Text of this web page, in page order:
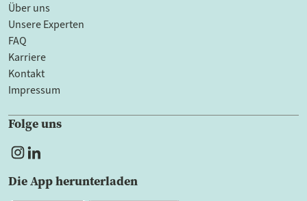
Über uns
Unsere Experten
FAQ
Karriere
Kontakt
Impressum
Folge uns
Die App herunterladen